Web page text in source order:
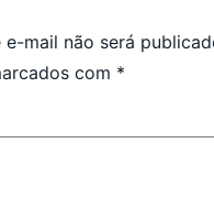
e-mail não será
com *